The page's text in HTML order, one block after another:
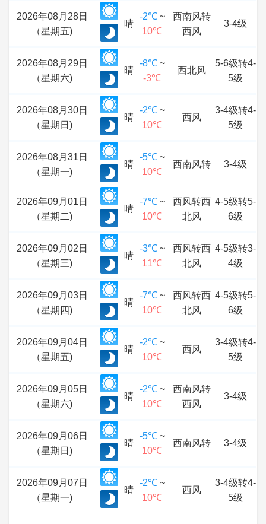
2026年08月28日
（星期五)
晴
-2℃~
10℃
西南风转
西风
3-4级
2026年08月29日
（星期六)
晴
-8℃~
-3℃
西北风
5-6级转4-
5级
2026年08月30日
（星期日)
晴
-2℃~
10℃
西风
3-4级转4-
5级
2026年08月31日
（星期一)
晴
-5℃~
10℃
西南风转 3-4级
2026年09月01日
（星期二)
晴
-7℃~
10℃
西风转西
北风
4-5级转5-
6级
2026年09月02日
（星期三)
晴
-3℃~
11℃
西风转西
北风
4-5级转3-
4级
2026年09月03日
（星期四)
晴
-7℃~
10℃
西风转西
北风
4-5级转5-
6级
2026年09月04日
（星期五)
晴
-2℃~
10℃
西风
3-4级转4-
5级
2026年09月05日
（星期六)
晴
-2℃~
10℃
西南风转
西风
3-4级
2026年09月06日
（星期日)
晴
-5℃~
10℃
西南风转 3-4级
2026年09月07日
（星期一)
晴
-2℃~
10℃
西风
3-4级转4-
5级